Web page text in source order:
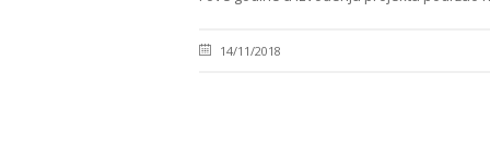
14/11/2018